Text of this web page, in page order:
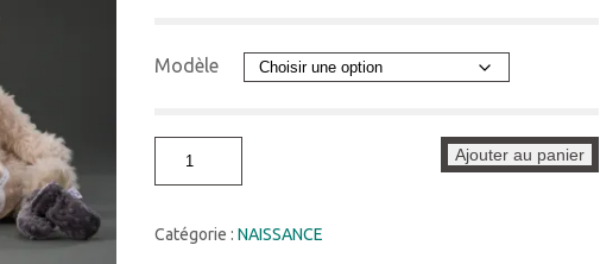
Modèle
quantité
Naissance
Ajouter au panier
Catégorie : NAISSANCE